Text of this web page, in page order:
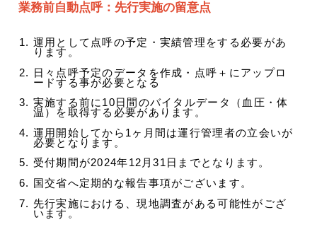
業務前自動点呼：先行実施の留意点
運用として点呼の予定・実績管理をする必要があ
ります。
日々点呼予定のデータを作成・点呼＋にアップロ
ードする事が必要となる
実施する前に10日間のバイタルデータ（血圧・体
温）を取得する必要があります。
運用開始してから1ヶ月間は運行管理者の立会いが
必要となります。
受付期間が2024年12月31日までとなります。
国交省へ定期的な報告事項がございます。
先行実施における、現地調査がある可能性がござ
います。